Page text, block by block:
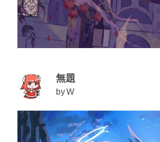
無題
byW